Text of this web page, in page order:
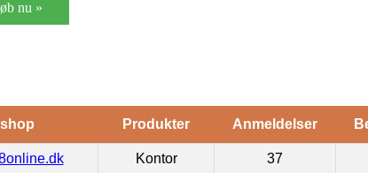
nu »
Produkter Anmeldelser
Kontor 37